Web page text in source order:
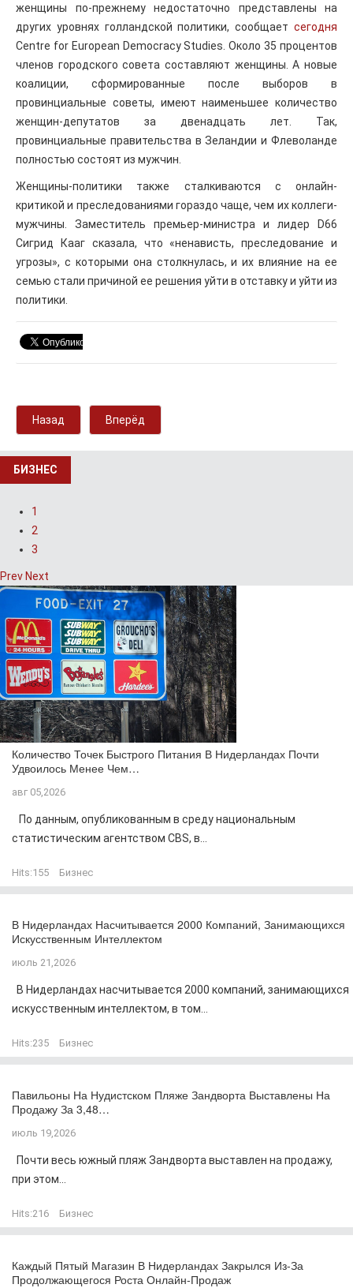
женщины по-прежнему недостаточно представлены на
других уровнях голландской политики, сообщает сегодня
Centre for European Democracy Studies. Около 35 процентов
членов городского совета составляют женщины. А новые
коалиции, сформированные после выборов в
провинциальные советы, имеют наименьшее количество
женщин-депутатов за двенадцать лет. Так,
провинциальные правительства в Зеландии и Флеволанде
полностью состоят из мужчин.
Женщины-политики также сталкиваются с онлайн-
критикой и преследованиями гораздо чаще, чем их коллеги-
мужчины. Заместитель премьер-министра и лидер D66
Сигрид Кааг сказала, что «ненависть, преследование и
угрозы», с которыми она столкнулась, и их влияние на ее
семью стали причиной ее решения уйти в отставку и уйти из
политики.
Назад Вперёд
БИЗНЕС
1
2
3
Prev Next
Количество Точек Быстрого Питания В Нидерландах Почти
Удвоилось Менее Чем…
авг 05,2026
По данным, опубликованным в среду национальным
статистическим агентством CBS, в...
Hits:155 Бизнес
В Нидерландах Насчитывается 2000 Компаний, Занимающихся
Искусственным Интеллектом
июль 21,2026
В Нидерландах насчитывается 2000 компаний, занимающихся
искусственным интеллектом, в том...
Hits:235 Бизнес
Павильоны На Нудистском Пляже Зандворта Выставлены На
Продажу За 3,48…
июль 19,2026
Почти весь южный пляж Зандворта выставлен на продажу,
при этом...
Hits:216 Бизнес
Каждый Пятый Магазин В Нидерландах Закрылся Из-За
Продолжающегося Роста Онлайн-Продаж